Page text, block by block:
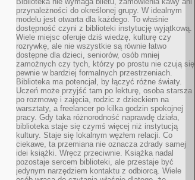
przynależności do określonej grupy. W idealnym
modelu jest otwarta dla każdego. To właśnie
dostępność czyni z biblioteki instytucję wyjątkową.
Wiele miejsc oferuje dziś wiedzę, kulturę czy
rozrywkę, ale nie wszystkie są równie łatwo
dostępne dla dzieci, seniorów, osób mniej
zamożnych czy tych, którzy po prostu nie czują się
pewnie w bardziej formalnych przestrzeniach.
Biblioteka ma potencjał, by łączyć różne światy.
Uczeń może przyjść tam po lekturę, osoba starsza
po rozmowę i zajęcia, rodzic z dzieckiem na
warsztaty, a freelancer po kilka godzin spokojnej
pracy. Gdy taka różnorodność naprawdę działa,
biblioteka staje się czymś więcej niż instytucją
kultury. Staje się lokalnym węzłem relacji. Co
ciekawe, ta przemiana nie oznacza zdrady samej
idei książki. Wręcz przeciwnie. Książka nadal
pozostaje sercem biblioteki, ale przestaje być
jedynym narzędziem kontaktu z odbiorcą. Wiele